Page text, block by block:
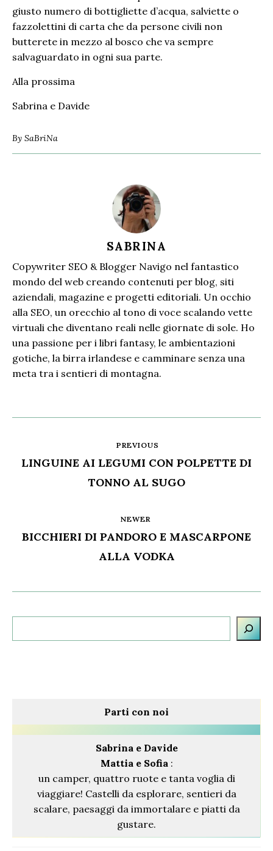
giusto numero di bottigliette d’acqua, salviette o
fazzolettini di carta che da persone civili non
butterete in mezzo al bosco che va sempre
salvaguardato in ogni sua parte.
Alla prossima
Sabrina e Davide
By SaBriNa
SABRINA
Copywriter SEO & Blogger Navigo nel fantastico
mondo del web creando contenuti per blog, siti
aziendali, magazine e progetti editoriali. Un occhio
alla SEO, un orecchio al tono di voce scalando vette
virtuali che diventano reali nelle giornate di sole. Ho
una passione per i libri fantasy, le ambientazioni
gotiche, la birra irlandese e camminare senza una
meta tra i sentieri di montagna.
PREVIOUS
LINGUINE AI LEGUMI CON POLPETTE DI
TONNO AL SUGO
NEWER
BICCHIERI DI PANDORO E MASCARPONE
ALLA VODKA
Parti con noi
Sabrina e Davide
Mattia e Sofia:
un camper, quattro ruote e tanta voglia di
viaggiare! Castelli da esplorare, sentieri da
scalare, paesaggi da immortalare e piatti da
gustare.